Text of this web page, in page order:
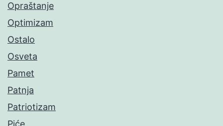
Opraštanje
Optimizam
Ostalo
Osveta
Pamet
Patnja
Patriotizam